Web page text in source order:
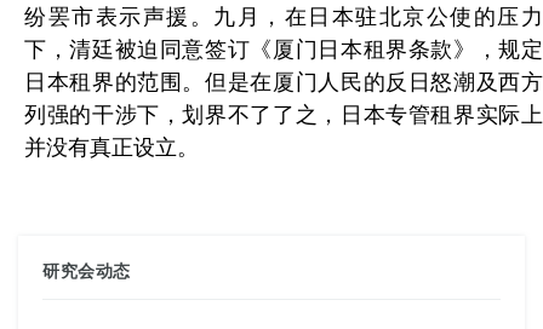
纷罢市表示声援。九月，在日本驻北京公使的压力
下，清廷被迫同意签订《厦门日本租界条款》，规定
日本租界的范围。但是在厦门人民的反日怒潮及西方
列强的干涉下，划界不了了之，日本专管租界实际上
并没有真正设立。
研究会动态